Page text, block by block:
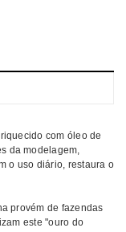
com óleo de
da modelagem,
o uso diário, restaura o
provém de fazendas
este "ouro do